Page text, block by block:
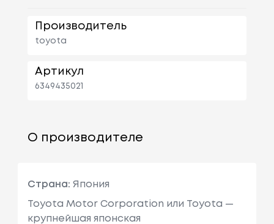
Производитель
toyota
Артикул
6349435021
О производителе
Страна: Япония
Toyota Motor Corporation или Toyota —
крупнейшая японская